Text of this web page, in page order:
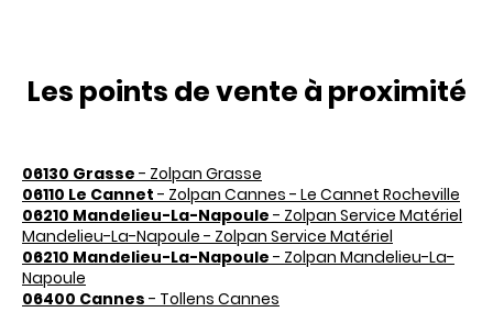
Les points de vente à proximité
06130 Grasse - Zolpan Grasse
06110 Le Cannet - Zolpan Cannes - Le Cannet Rocheville
06210 Mandelieu-La-Napoule - Zolpan Service Matériel
Mandelieu-La-Napoule - Zolpan Service Matériel
06210 Mandelieu-La-Napoule - Zolpan Mandelieu-La-
Napoule
06400 Cannes - Tollens Cannes